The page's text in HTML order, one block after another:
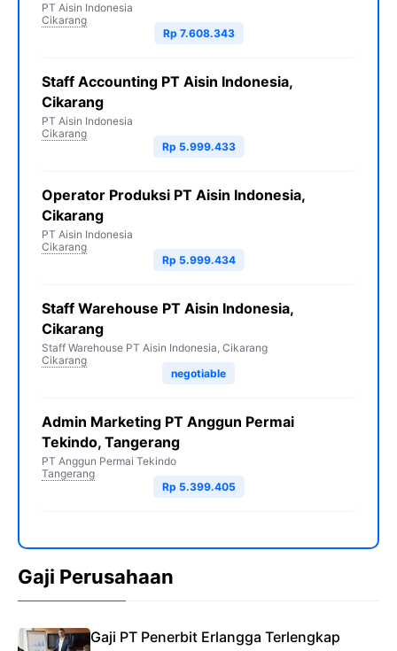
PT Aisin Indonesia
Cikarang
Rp 7.608.343
Staff Accounting PT Aisin Indonesia,
Cikarang
PT Aisin Indonesia
Cikarang
Rp 5.999.433
Operator Produksi PT Aisin Indonesia,
Cikarang
PT Aisin Indonesia
Cikarang
Rp 5.999.434
Staff Warehouse PT Aisin Indonesia,
Cikarang
Staff Warehouse PT Aisin Indonesia, Cikarang
Cikarang
negotiable
Admin Marketing PT Anggun Permai
Tekindo, Tangerang
PT Anggun Permai Tekindo
Tangerang
Rp 5.399.405
Gaji Perusahaan
Gaji PT Penerbit Erlangga Terlengkap